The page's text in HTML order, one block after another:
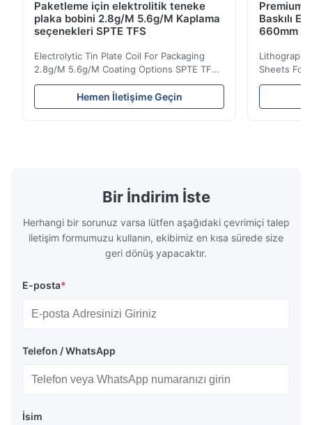
Paketleme için elektrolitik teneke
plaka bobini 2.8g/M 5.6g/M Kaplama
seçenekleri SPTE TFS
Electrolytic Tin Plate Coil For Packaging
2.8g/M 5.6g/M Coating Options SPTE TFS
Electrolytic Tin Plate Coil for Packaging -
2.8/2.8 & 5.6/5.6g/m Coating Options SPTE
TFS Electrolytic Tin Plate (ETP) represents
robust and adaptable. Engineered
Hemen İletişime Geçin
Premium
Baskılı
660mm
Sheets For
929mm
packaging
Bir İndirim İste
Herhangi bir sorunuz varsa lütfen aşağıdaki çevrimiçi talep
iletişim formumuzu kullanın, ekibimiz en kısa sürede size
geri dönüş yapacaktır.
E-posta*
Telefon / WhatsApp
İsim